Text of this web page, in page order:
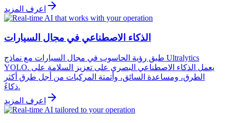
اعرف المزيد
الذكاء الاصطناعي في مجال السيارات
طبق رؤية الحاسوب في مجال السيارات مع نماذج Ultralytics
YOLO. يعمل الذكاء الاصطناعي البصري على تعزيز السلامة على
الطرق، ومساعدة السائق، وأتمتة المركبات من أجل طرق أكثر
ذكاءً.
اعرف المزيد